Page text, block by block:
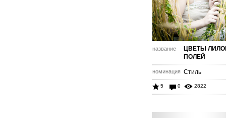
название
ЦВЕТЫ
ПОЛЕЙ
номинация Стиль
5 0 2822